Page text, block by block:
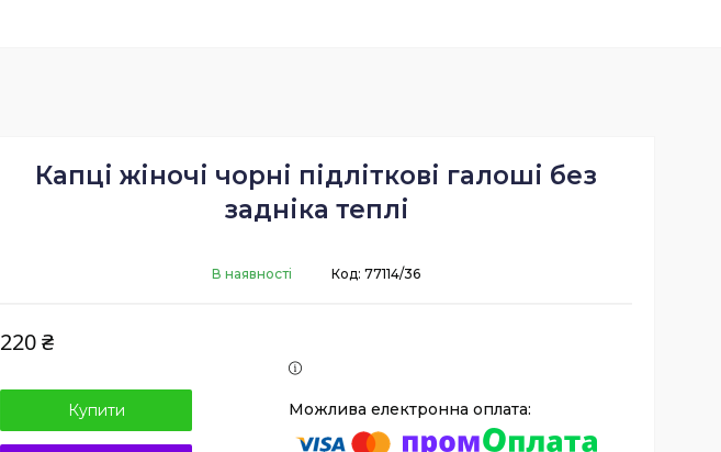
Капці жіночі чорні підліткові галоші без
задніка теплі
В наявності Код: 77114/36
220 ₴
Купити